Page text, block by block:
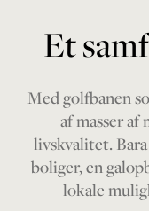
Et
Med golfbanen
af masser
livskvalitet.
boliger, en
lokale